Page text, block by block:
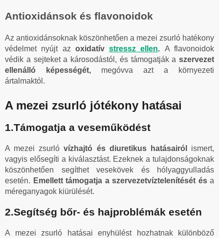
Antioxidánsok és flavonoidok
Az antioxidánsoknak köszönhetően a mezei zsurló hatékony
védelmet nyújt az oxidatívstressz ellen. A flavonoidok
védik a sejteket a károsodástól, és támogatják a szervezet
ellenálló képességét, megóvva azt a környezeti
ártalmaktól.
A mezei zsurló jótékony hatásai
1.Támogatja a veseműködést
A mezei zsurlóvízhajtó és diuretikus hatásairól
ismert,
vagyis elősegíti a kiválasztást. Ezeknek a tulajdonságoknak
köszönhetően segíthet vesekövek és hólyaggyulladás
esetén. Emellett támogatja a szervezetvíztelenítését ésa
méreganyagok kiürülését.
2.Segítség bőr- és hajproblémák esetén
A mezei zsurló hatásai enyhülést hozhatnak különböző